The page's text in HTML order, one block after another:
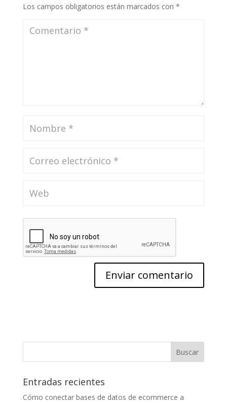
Los campos obligatorios están marcados con *
Entradas recientes
Cómo conectar bases de datos de ecommerce a